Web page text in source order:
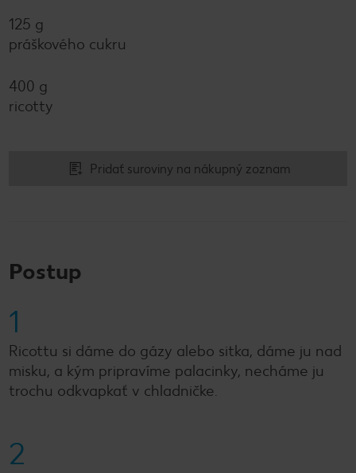
125 g
práškového cukru
400 g
ricotty
Pridať suroviny na nákupný zoznam
Postup
1
Ricottu si dáme do gázy alebo sitka, dáme ju nad
misku, a kým pripravíme palacinky, necháme ju
trochu odkvapkať v chladničke.
2